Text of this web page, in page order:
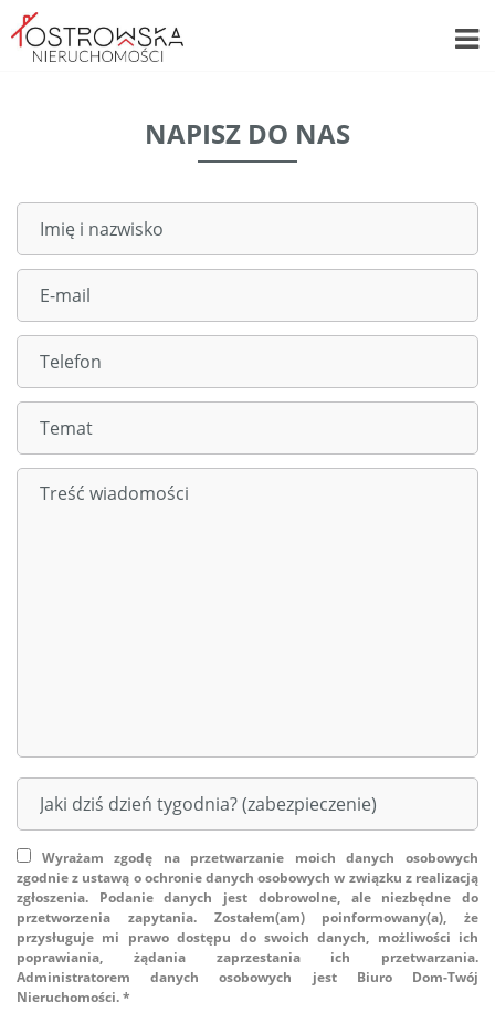
NAPISZ DO NAS
Wyrażam zgodę na przetwarzanie moich danych osobowych
zgodnie z ustawą o ochronie danych osobowych w związku z realizacją
zgłoszenia. Podanie danych jest dobrowolne, ale niezbędne do
przetworzenia zapytania. Zostałem(am) poinformowany(a), że
przysługuje mi prawo dostępu do swoich danych, możliwości ich
poprawiania, żądania zaprzestania ich przetwarzania.
Administratorem danych osobowych jest Biuro Dom-Twój
Nieruchomości. *